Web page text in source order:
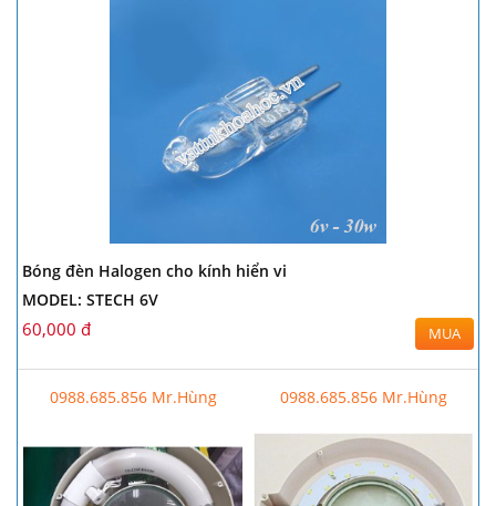
Bóng đèn Halogen cho kính hiển vi
MODEL: STECH 6V
60,000 đ MUA
0988.685.856 Mr.Hùng 0988.685.856 Mr.Hùng